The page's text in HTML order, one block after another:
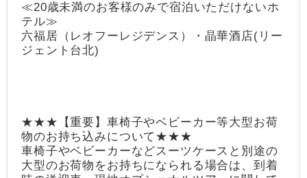
≪20歳未満のお客様のみで宿泊いただけないホ
テル≫
六福居（レオフーレジデンス）・晶華酒店(リー
ジェント台北)
★★★【重要】車椅子やベビーカー等大型お荷
物のお持ち込みについて★★★
車椅子やベビーカーなどスーツケースと別途の
大型のお荷物をお持ちになられる場合は、到着